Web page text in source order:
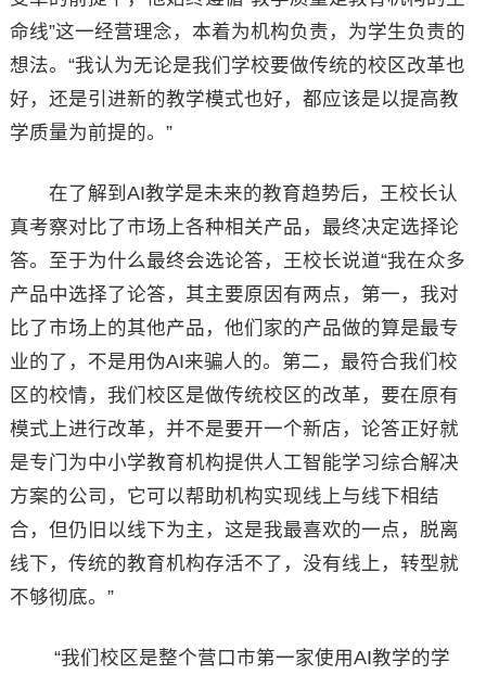
命线”这一经营理念，本着为机构负责，为学生负责的
想法。“我认为无论是我们学校要做传统的校区改革也
好，还是引进新的教学模式也好，都应该是以提高教
学质量为前提的。”
在了解到AI教学是未来的教育趋势后，王校长认
真考察对比了市场上各种相关产品，最终决定选择论
答。至于为什么最终会选论答，王校长说道“我在众多
产品中选择了论答，其主要原因有两点，第一，我对
比了市场上的其他产品，他们家的产品做的算是最专
业的了，不是用伪AI来骗人的。第二，最符合我们校
区的校情，我们校区是做传统校区的改革，要在原有
模式上进行改革，并不是要开一个新店，论答正好就
是专门为中小学教育机构提供人工智能学习综合解决
方案的公司，它可以帮助机构实现线上与线下相结
合，但仍旧以线下为主，这是我最喜欢的一点，脱离
线下，传统的教育机构存活不了，没有线上，转型就
不够彻底。”
“我们校区是整个营口市第一家使用AI教学的学